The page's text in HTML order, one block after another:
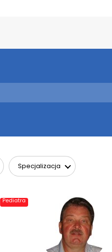
Specjalizacja
Pediatra